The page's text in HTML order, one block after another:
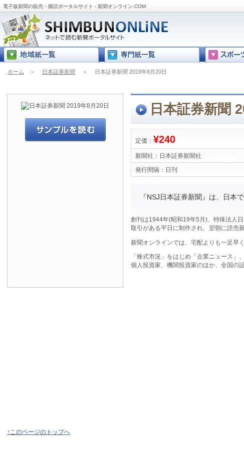
電子版新聞の販売・購読ポータルサイト - 新聞オンライン.COM
ホーム ＞ 日本証券新聞 ＞ 日本証券新聞 2019年8月20日
日本証券新聞
定価： ¥240
新聞社： 日本証券新聞社
発行間隔： 日刊
『NSJ日本証券新聞』は、日本
創刊は1944年(昭和19年5月)、特殊法人
取引がある平日に制作され、翌朝に読売
新聞オンラインでは、宅配よりも一足早
「株式市況」をはじめ「企業ニュース
個人投資家、機関投資家のほか、全国の
↑このページのトップへ